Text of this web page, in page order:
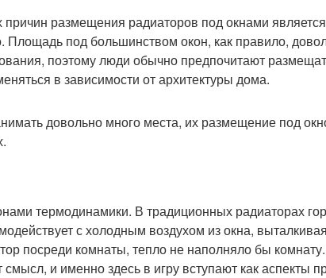
размещения радиаторов под окнами является
Площадь под большинством окон, как правило,
поэтому люди обычно предпочитают
в зависимости от архитектуры дома.
довольно много места, их размещение под
термодинамики. В традиционных радиаторах
с холодным воздухом из окна,
посреди комнаты, тепло не наполняло бы
и именно здесь в игру вступают как аспекты